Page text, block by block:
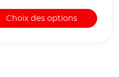
Choix des options